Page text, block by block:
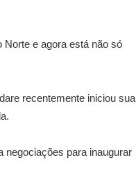
Norte e agora está não só
recentemente iniciou sua
negociações para inaugurar